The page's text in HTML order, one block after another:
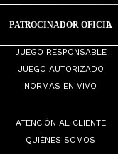
JUEGO RESPONSABLE
JUEGO AUTORIZADO
NORMAS EN VIVO
ATENCIÓN AL CLIENTE
QUIÉNES SOMOS